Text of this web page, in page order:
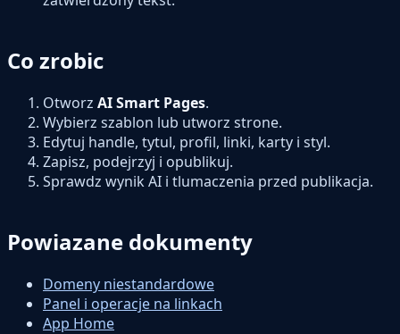
Co zrobic
Otworz AI Smart Pages.
Wybierz szablon lub utworz strone.
Edytuj handle, tytul, profil, linki, karty i styl.
Zapisz, podejrzyj i opublikuj.
Sprawdz wynik AI i tlumaczenia przed publikacja.
Powiazane dokumenty
Domeny niestandardowe
Panel i operacje na linkach
App Home